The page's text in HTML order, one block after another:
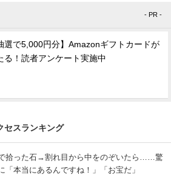
- PR -
選で5,000円分】Amazonギフトカードが
る！読者アンケート実施中
セスランキング
拾った石→割れ目から中をのぞいたら……驚
「本当にあるんですね！」「お宝だ」